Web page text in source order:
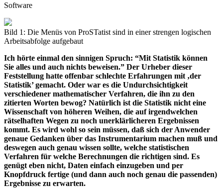
Software
Bild 1: Die Menüs von ProSTatist sind in einer strengen logischen
Arbeitsabfolge aufgebaut
Ich hörte einmal den sinnigen Spruch: “Mit Statistik können
Sie alles und auch nichts beweisen.” Der Urheber dieser
Feststellung hatte offenbar schlechte Erfahrungen mit ‚der
Statistik’ gemacht. Oder war es die Undurchsichtigkeit
verschiedener mathematischer Verfahren, die ihn zu den
zitierten Worten bewog? Natürlich ist die Statistik nicht eine
Wissenschaft von höheren Weihen, die auf irgendwelchen
rätselhaften Wegen zu noch unerklärlicheren Ergebnissen
kommt. Es wird wohl so sein müssen, daß sich der Anwender
genaue Gedanken über das Instrumentarium machen muß und
deswegen auch genau wissen sollte, welche statistischen
Verfahren für welche Berechnungen die richtigen sind. Es
genügt eben nicht, Daten einfach einzugeben und per
Knopfdruck fertige (und dann auch noch genau die passenden)
Ergebnisse zu erwarten.